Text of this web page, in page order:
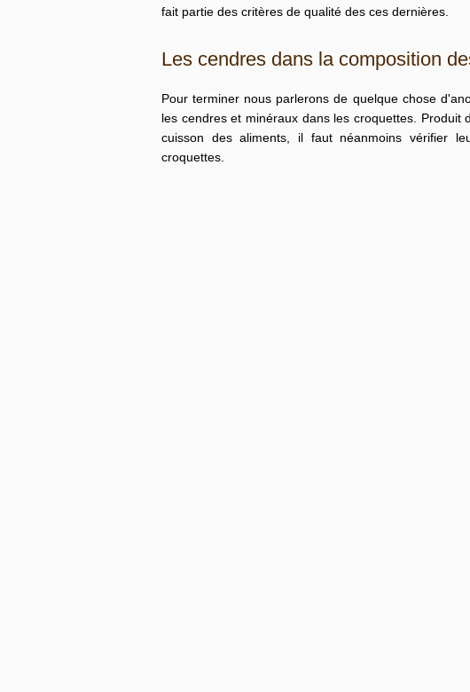
fait partie des critères de qualité des ces dernières.
Les cendres dans la composition
Pour terminer nous parlerons de quelque chose
les cendres et minéraux dans les croquettes .
cuisson des aliments, il faut néanmoins vérifier
croquettes.